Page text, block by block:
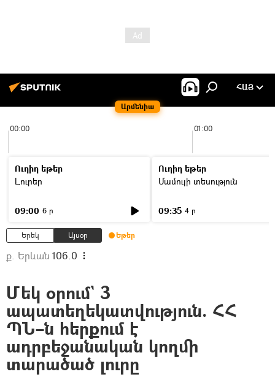
Արմենիա
ՀԱՅ
00:00 01:00
Ուղիղ եթեր
Լուրեր
09:00 6 ր
Ուղիղ եթեր
Մամուլի տեսություն
09:35 4 ր
Երեկ Այսօր Եթեր
ք. Երևան 106.0
Մեկ օրում` 3
ապատեղեկատվություն. ՀՀ
ՊՆ–ն հերքում է
ադրբեջանական կողմի
տարածած լուրը